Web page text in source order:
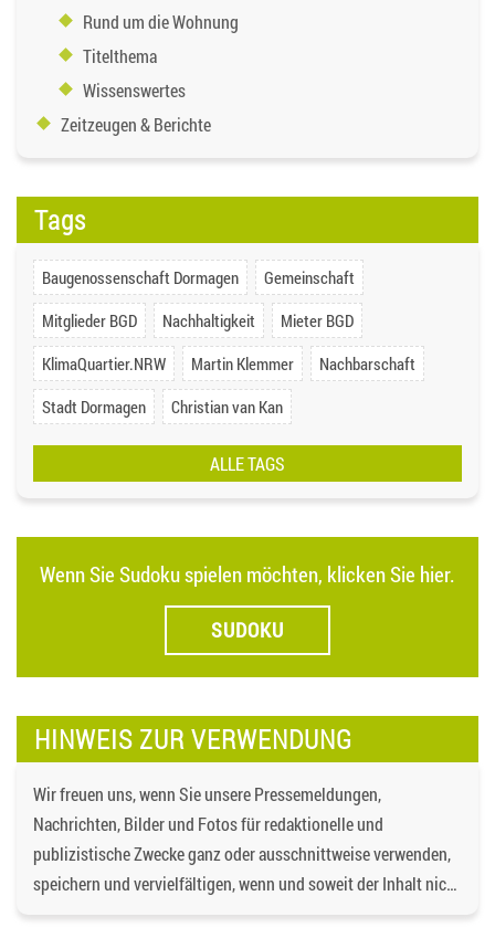
Rund um die Wohnung
Titelthema
Wissenswertes
Zeitzeugen & Berichte
Tags
Baugenossenschaft Dormagen
Gemeinschaft
Mitglieder BGD
Nachhaltigkeit
Mieter BGD
KlimaQuartier.NRW
Martin Klemmer
Nachbarschaft
Stadt Dormagen
Christian van Kan
ALLE TAGS
Wenn Sie Sudoku spielen möchten, klicken Sie hier.
SUDOKU
HINWEIS ZUR VERWENDUNG
Wir freuen uns, wenn Sie unsere Pressemeldungen,
Nachrichten, Bilder und Fotos für redaktionelle und
publizistische Zwecke ganz oder ausschnittweise verwenden,
speichern und vervielfältigen, wenn und soweit der Inhalt nicht